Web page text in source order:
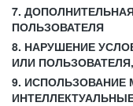
7.
ПОЛЬЗОВАТЕЛЯ
8. НАРУШЕНИЕ
ИЛИ
9. ИСПОЛЬЗОВАНИЕ